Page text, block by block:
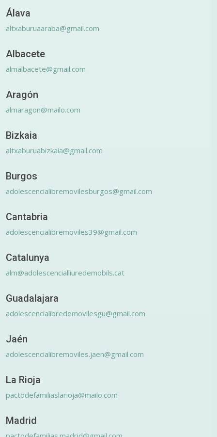
Álava
altxaburuaaraba@gmail.com
Albacete
almalbacete@gmail.com
Aragón
almaragon@mailo.com
Bizkaia
altxaburuabizkaia@gmail.com
Burgos
adolescencialibremovilesburgos@gmail.com
Cantabria
adolescencialibremoviles39@gmail.com
Catalunya
alm@adolescencialliuredemobils.cat
Guadalajara
adolescencialibredemovilesgu@gmail.com
Jaén
adolescencialibremoviles.jaen@gmail.com
La Rioja
pactodefamiliaslarioja@mailo.com
Madrid